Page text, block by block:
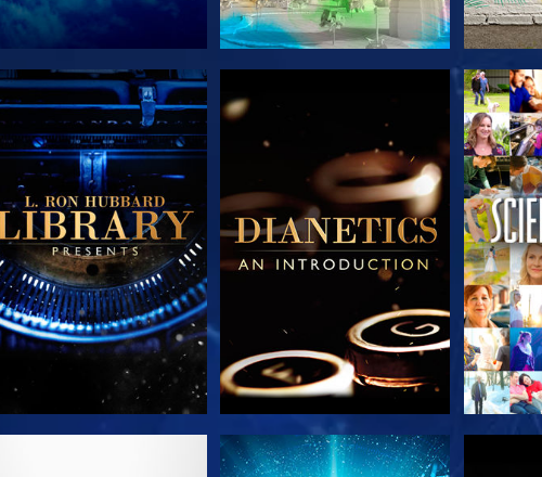
DÉCOUVRIR LES SÉRIES DÉCOUVRIR LES SÉRIES